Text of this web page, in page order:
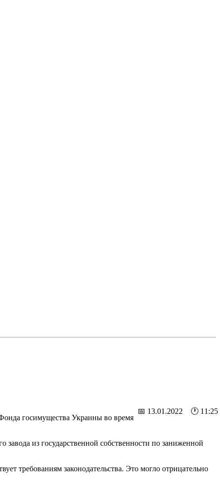
📅 13.01.2022 🕐 11:25
госимущества Украины во время
завода из государственной собственности по заниженной
требованиям законодательства. Это могло отрицательно